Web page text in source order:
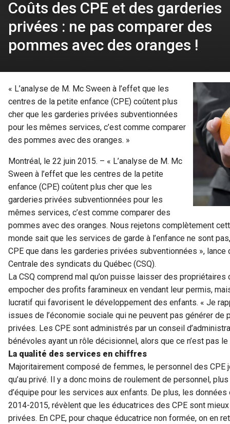
Coûts des CPE et des garderies
privées : ne pas comparer des
pommes avec des oranges !
« L’analyse de M. Mc Sween à l’effet que les
centres de la petite enfance (CPE) coûtent plus
cher que les garderies privées subventionnées
pour les mêmes services, c’est comme comparer
des pommes avec des oranges. »
Montréal, le 22 juin 2015. – « L’analyse de M. Mc
Sween à l’effet que les centres de la petite
enfance (CPE) coûtent plus cher que les
garderies privées subventionnées pour les
mêmes services, c’est comme comparer des
pommes avec des oranges. Nous rejetons complètement
monde sait que les services de garde à l’enfance ne sont
CPE que dans les garderies privées subventionnées », lance
Centrale des syndicats du Québec (CSQ).
La CSQ comprend mal qu’on puisse laisser des
empocher des profits faramineux en vendant leur permis,
lucratif qui favorisent le développement des enfants. « Je
issues de l’économie sociale qui ne peuvent pas générer de
privées. Les CPE sont administrés par un conseil
bénévoles ayant un rôle décisionnel, alors que ce n’est pas
La qualité des services en chiffres
Majoritairement composé de femmes, le personnel des
qu’au privé. Il y a donc moins de roulement de personnel,
d’équipe pour les services aux enfants. De plus, les données
2014-2015, révèlent que les éducatrices des CPE sont
privées. En CPE, pour chaque éducatrice non formée, on en